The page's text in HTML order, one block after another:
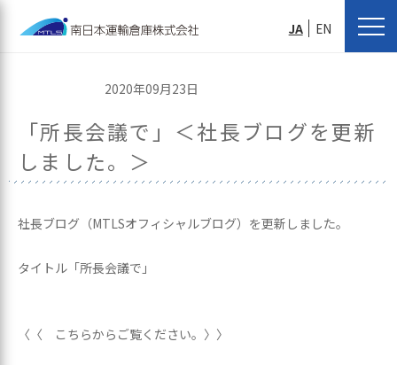
JA EN
2020年09月23日
「所長会議で」＜社長ブログを更新
しました。＞
社長ブログ（MTLSオフィシャルブログ）を更新しました。
タイトル「所長会議で」
〈〈 こちらからご覧ください。〉〉